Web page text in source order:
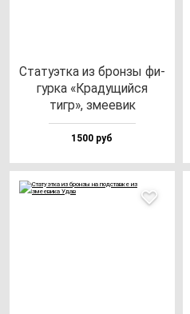
Ста­ту­эт­ка из брон­зы фи­
гур­ка «Кра­ду­щий­ся
тигр», зме­евик
1500 руб